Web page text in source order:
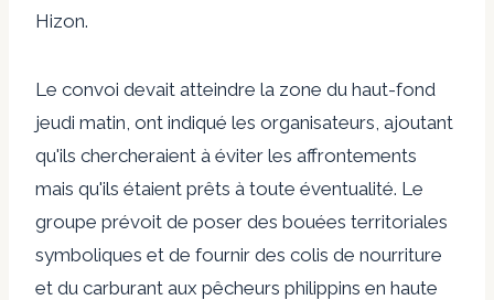
Hizon.
Le convoi devait atteindre la zone du haut-fond
jeudi matin, ont indiqué les organisateurs, ajoutant
qu'ils chercheraient à éviter les affrontements
mais qu'ils étaient prêts à toute éventualité. Le
groupe prévoit de poser des bouées territoriales
symboliques et de fournir des colis de nourriture
et du carburant aux pêcheurs philippins en haute